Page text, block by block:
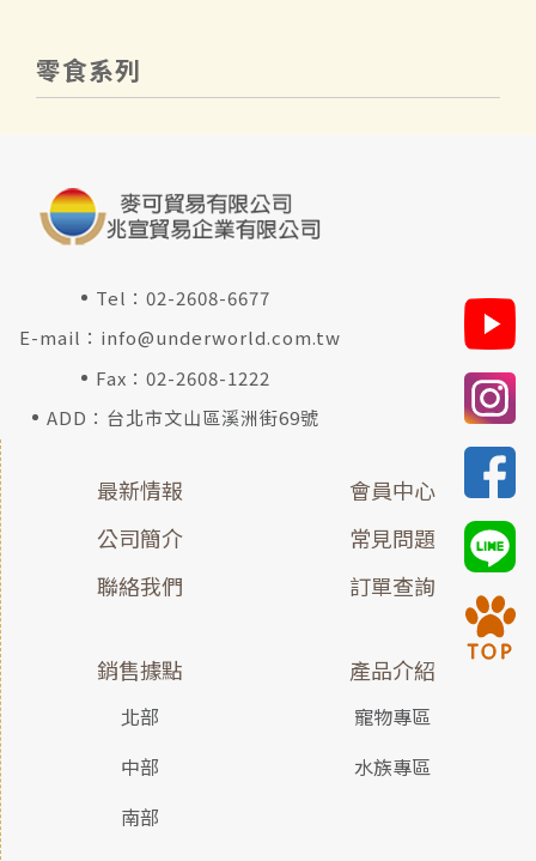
零食系列
Tel：02-2608-6677
E-mail： info@underworld.com.tw
Fax：02-2608-1222
ADD：台北市文山區溪洲街69號
最新情報
公司簡介
聯絡我們
會員中心
常見問題
訂單查詢
銷售據點
北部
中部
南部
產品介紹
寵物專區
水族專區